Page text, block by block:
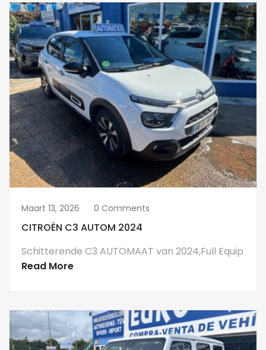
Maart 13, 2026 0 Comments
CITROËN C3 AUTOM 2024
Schitterende C3 AUTOMAAT van 2024,Full Equip
Read More